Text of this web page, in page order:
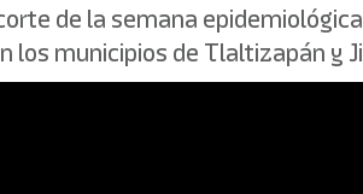
de la semana
los municipios de Tlaltizapán y